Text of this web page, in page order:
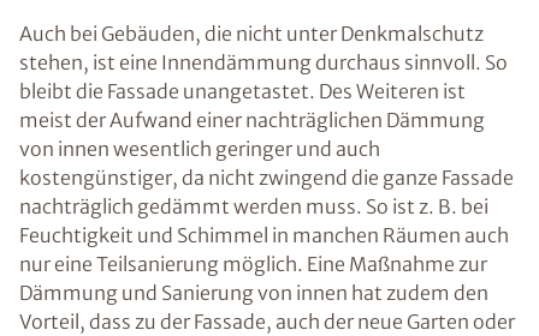
Auch bei Gebäuden, die nicht unter Denkmalschutz
stehen, ist eine Innendämmung durchaus sinnvoll. So
bleibt die Fassade unangetastet. Des Weiteren ist
meist der Aufwand einer nachträglichen Dämmung
von innen wesentlich geringer und auch
kostengünstiger, da nicht zwingend die ganze Fassade
nachträglich gedämmt werden muss. So ist z. B. bei
Feuchtigkeit und Schimmel in manchen Räumen auch
nur eine Teilsanierung möglich. Eine Maßnahme zur
Dämmung und Sanierung von innen hat zudem den
Vorteil, dass zu der Fassade, auch der neue Garten oder